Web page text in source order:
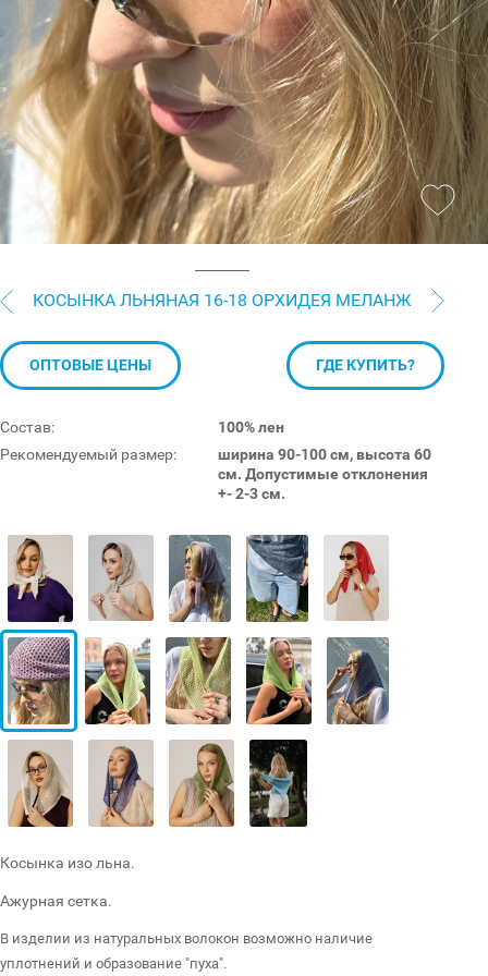
КОСЫНКА ЛЬНЯНАЯ 16-18 ОРХИДЕЯ МЕЛАНЖ
Состав:
100% лен
Рекомендуемый размер:
ширина 90-100 см, высота 60
см. Допустимые отклонения
+- 2-3 см.
ОПТОВЫЕ ЦЕНЫ ГДЕ КУПИТЬ?
Косынка изо льна.
Ажурная сетка.
В изделии из натуральных волокон возможно наличие
уплотнений и образование "пуха".